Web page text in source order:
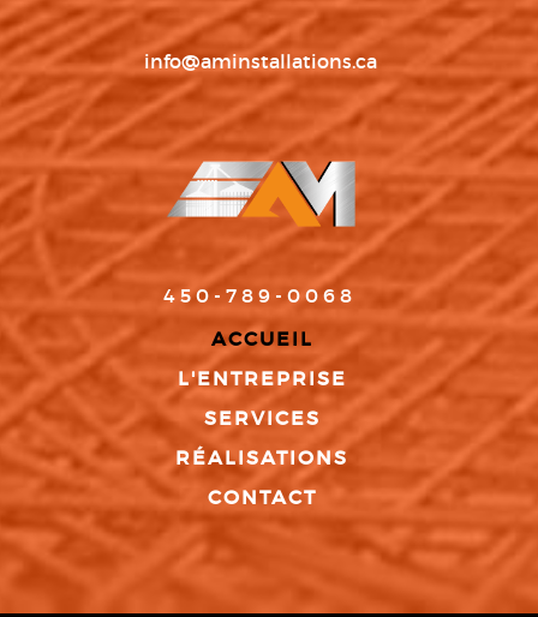
info@aminstallations.ca
450-789-0068
ACCUEIL
L'ENTREPRISE
SERVICES
RÉALISATIONS
CONTACT